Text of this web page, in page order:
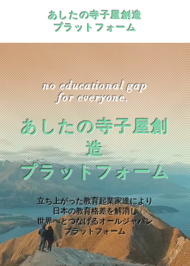
あしたの寺子屋創造
プラットフォーム
no educational gap
for everyone.
あしたの寺子屋創
造
プラットフォーム
​立ち上がった教育起業家達により​
日本の教育格差を解消し
世界へとつなげるオールジャパン
プラットフォーム